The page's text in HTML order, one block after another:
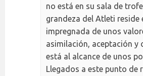
no está en su sala de
grandeza del Atleti reside
impregnada de unos
asimilación, aceptación y
está al alcance de unos
Llegados a este punto de